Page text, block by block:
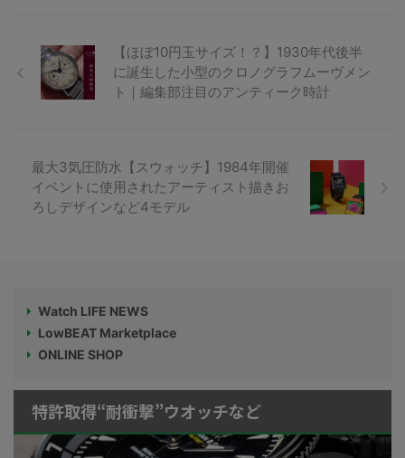
【ほぼ10円玉サイズ！？】1930年代後半
に誕生した小型のクロノグラフムーヴメン
ト｜編集部注目のアンティーク時計
最大3気圧防水【スウォッチ】1984年開催
イベントに使用されたアーティスト描きお
ろしデザインなど4モデル
Watch LIFE NEWS
LowBEAT Marketplace
ONLINE SHOP
特許取得“耐衝撃”ウオッチなど